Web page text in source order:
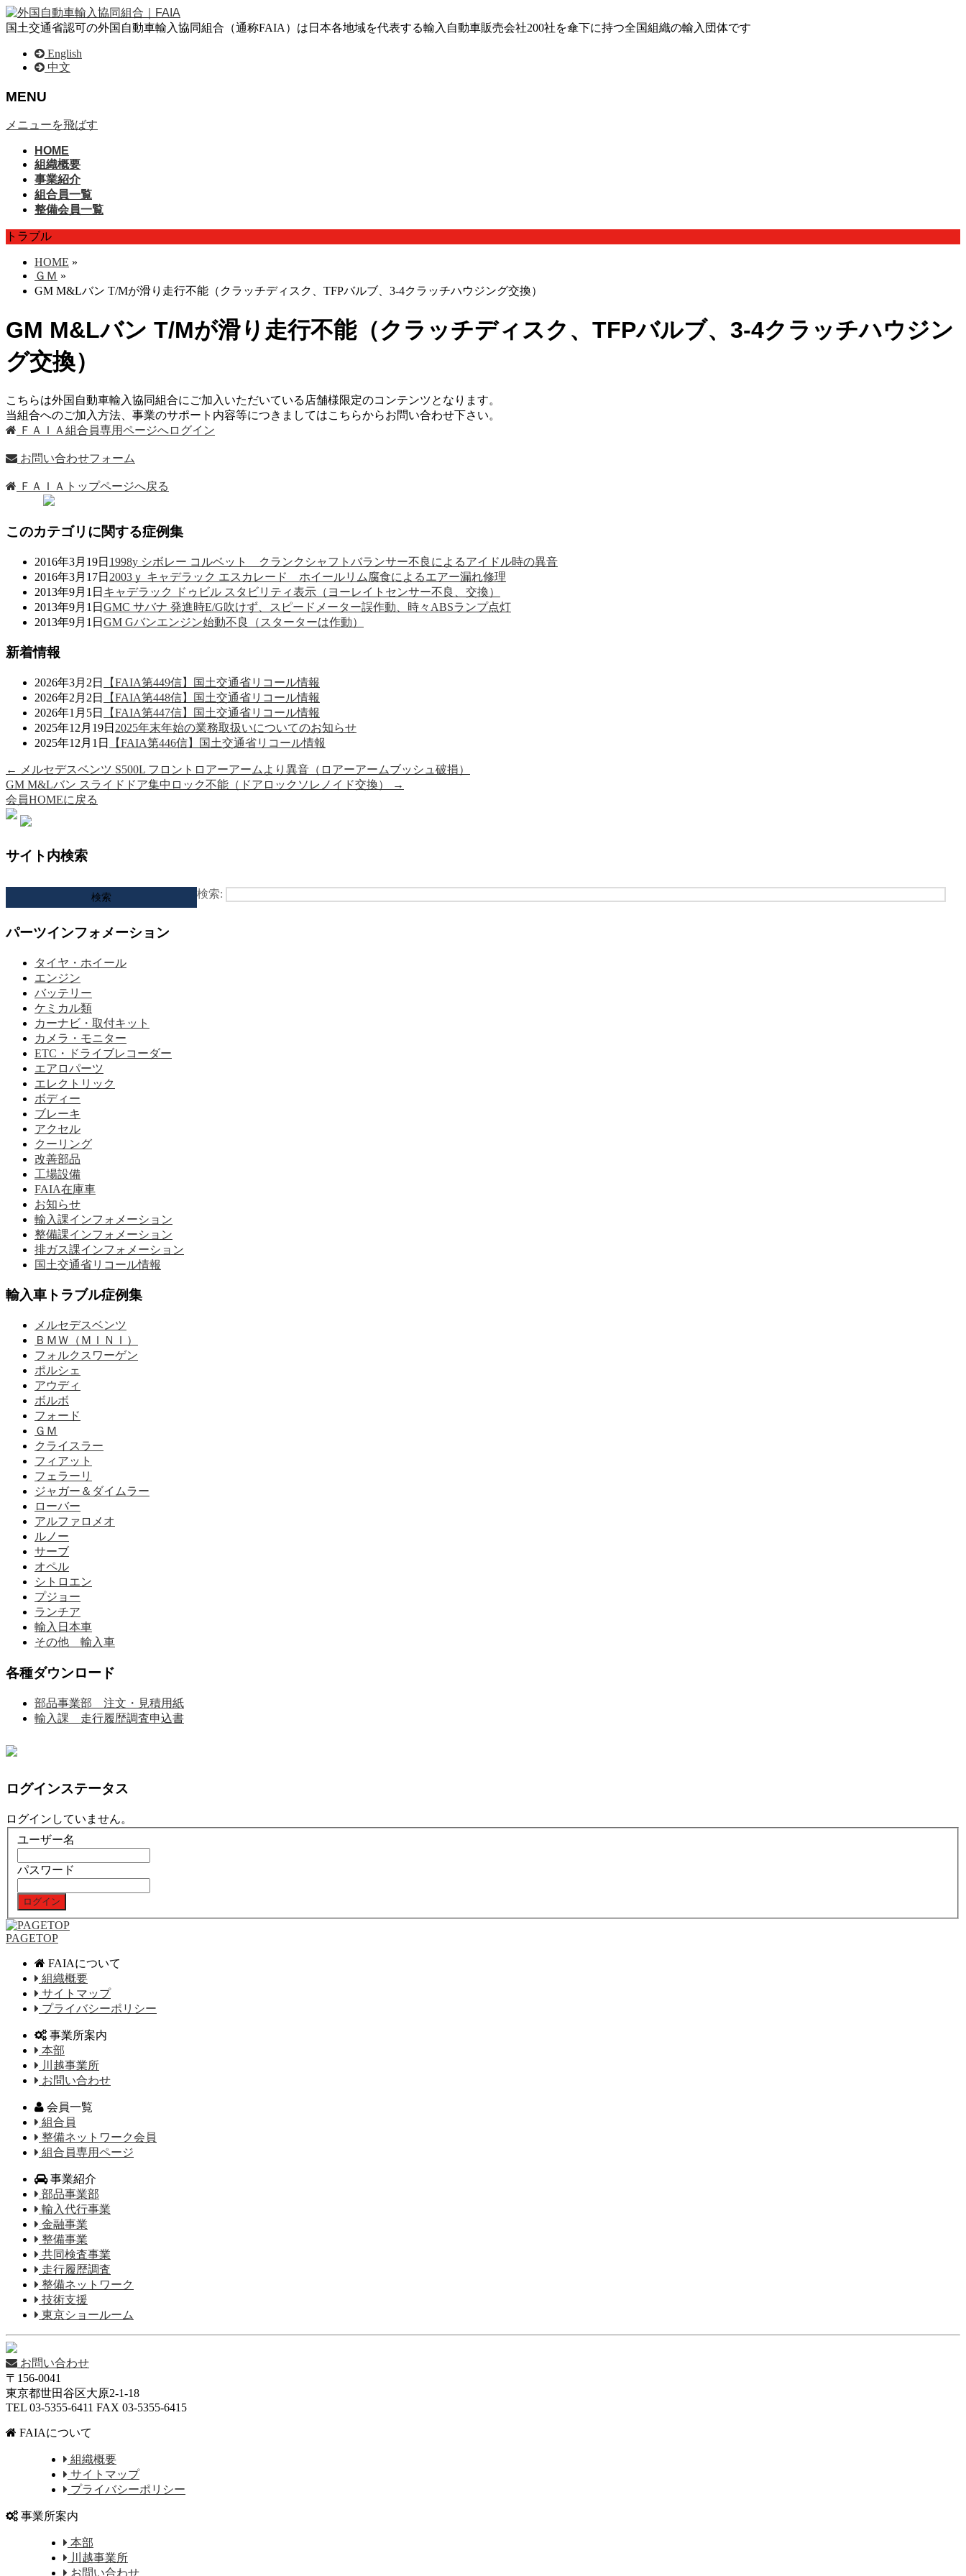
国土交通省認可の外国自動車輸入協同組合（通称FAIA）は日本各地域を代表する輸入自動車販売会社200社を傘下に持つ全国組織の輸入団体です
English
中文
MENU
メニューを飛ばす
HOME
組織概要
事業紹介
組合員一覧
整備会員一覧
トラブル
HOME »
ＧＭ »
GM M&Lバン T/Mが滑り走行不能（クラッチディスク、TFPバルブ、3-4クラッチハウジング交換）
GM M&Lバン T/Mが滑り走行不能（クラッチディスク、TFPバルブ、3-4クラッチハウジン
グ交換）
こちらは外国自動車輸入協同組合にご加入いただいている店舗様限定のコンテンツとなります。
当組合へのご加入方法、事業のサポート内容等につきましてはこちらからお問い合わせ下さい。
ＦＡＩＡ組合員専用ページへログイン
お問い合わせフォーム
ＦＡＩＡトップページへ戻る
このカテゴリに関する症例集
2016年3月19日 1998y シボレー コルベット クランクシャフトバランサー不良によるアイドル時の異音
2016年3月17日 2003ｙ キャデラック エスカレード ホイールリム腐食によるエアー漏れ修理
2013年9月1日 キャデラック ドゥビル スタビリティ表示（ヨーレイトセンサー不良、交換）
2013年9月1日 GMC サバナ 発進時E/G吹けず、スピードメーター誤作動、時々ABSランプ点灯
2013年9月1日 GM Gバンエンジン始動不良（スターターは作動）
新着情報
2026年3月2日
【FAIA第449信】国土交通省リコール情報
2026年2月2日
【FAIA第448信】国土交通省リコール情報
2026年1月5日
【FAIA第447信】国土交通省リコール情報
2025年12月19日 2025年末年始の業務取扱いについてのお知らせ
2025年12月1日
【FAIA第446信】国土交通省リコール情報
←
メルセデスベンツ S500L フロントロアーアームより異音（ロアーアームブッシュ破損）
GM M&Lバン スライドドア集中ロック不能（ドアロックソレノイド交換）
→
会員HOMEに戻る
サイト内検索
検索:
パーツインフォメーション
タイヤ・ホイール
エンジン
バッテリー
ケミカル類
カーナビ・取付キット
カメラ・モニター
ETC・ドライブレコーダー
エアロパーツ
エレクトリック
ボディー
ブレーキ
アクセル
クーリング
改善部品
工場設備
FAIA在庫車
お知らせ
輸入課インフォメーション
整備課インフォメーション
排ガス課インフォメーション
国土交通省リコール情報
輸入車トラブル症例集
メルセデスベンツ
ＢＭＷ（ＭＩＮＩ）
フォルクスワーゲン
ポルシェ
アウディ
ボルボ
フォード
ＧＭ
クライスラー
フィアット
フェラーリ
ジャガー＆ダイムラー
ローバー
アルファロメオ
ルノー
サーブ
オペル
シトロエン
プジョー
ランチア
輸入日本車
その他 輸入車
各種ダウンロード
部品事業部 注文・見積用紙
輸入課 走行履歴調査申込書
ログインステータス
ログインしていません。
ユーザー名
パスワード
PAGETOP
FAIAについて
組織概要
サイトマップ
プライバシーポリシー
事業所案内
本部
川越事業所
お問い合わせ
会員一覧
組合員
整備ネットワーク会員
組合員専用ページ
事業紹介
部品事業部
輸入代行事業
金融事業
整備事業
共同検査事業
走行履歴調査
整備ネットワーク
技術支援
東京ショールーム
お問い合わせ
〒156-0041
東京都世田谷区大原2-1-18
TEL 03-5355-6411 FAX 03-5355-6415
FAIAについて
組織概要
サイトマップ
プライバシーポリシー
事業所案内
本部
川越事業所
お問い合わせ